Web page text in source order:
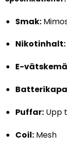
Smak:
Nikotinhalt:
E-
Puffar:Upp
Coil:Mesh